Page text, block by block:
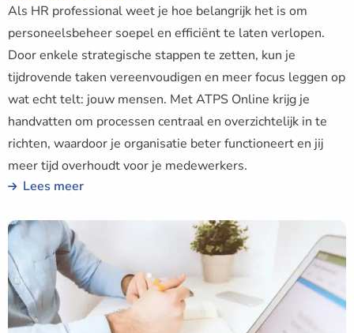
Als HR professional weet je hoe belangrijk het is om
personeelsbeheer soepel en efficiënt te laten verlopen.
Door enkele strategische stappen te zetten, kun je
tijdrovende taken vereenvoudigen en meer focus leggen op
wat echt telt: jouw mensen. Met ATPS Online krijg je
handvatten om processen centraal en overzichtelijk in te
richten, waardoor je organisatie beter functioneert en jij
meer tijd overhoudt voor je medewerkers.
Lees meer
Lees
meer
over
Hoe
kun
je